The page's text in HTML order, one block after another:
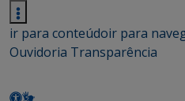
ir para conteúdoir para
Ouvidoria Transparência